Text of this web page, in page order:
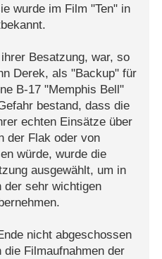
wurde im Film "Ten" in
Besatzung, war, so
Derek, als "Backup" für
B-17 "Memphis Bell"
bestand, dass die
echten Einsätze über
der Flak oder von
würde, wurde die
ausgewählt, um in
der sehr wichtigen
nicht abgeschossen
Filmaufnahmen der